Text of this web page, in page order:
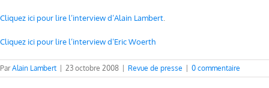
Cliquez ici pour lire l’interview d’Alain Lambert
Cliquez ici pour lire l’interview d’Eric Woerth
ParAlain Lambert 23 octobre 2008 Revue de presse 0 commentaire